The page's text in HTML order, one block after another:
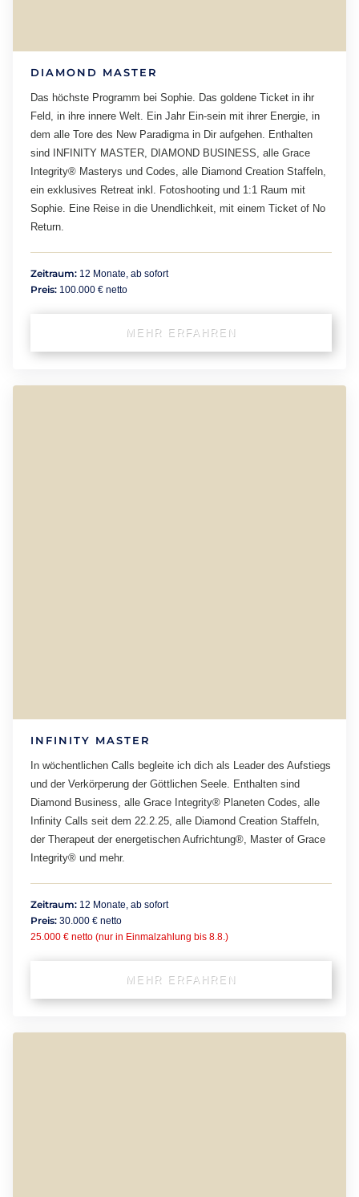
DIAMOND MASTER
Das höchste Programm bei Sophie. Das goldene Ticket in ihr
Feld, in ihre innere Welt. Ein Jahr Ein-sein mit ihrer Energie, in
dem alle Tore des New Paradigma in Dir aufgehen. Enthalten
sind INFINITY MASTER, DIAMOND BUSINESS, alle Grace
Integrity® Masterys und Codes, alle Diamond Creation Staffeln,
ein exklusives Retreat inkl. Fotoshooting und 1:1 Raum mit
Sophie. Eine Reise in die Unendlichkeit, mit einem Ticket of No
Return.
Zeitraum: 12 Monate, ab sofort
Preis: 100.000 € netto
MEHR ERFAHREN
INFINITY MASTER
In wöchentlichen Calls begleite ich dich als Leader des Aufstiegs
und der Verkörperung der Göttlichen Seele. Enthalten sind
Diamond Business, alle Grace Integrity® Planeten Codes, alle
Infinity Calls seit dem 22.2.25, alle Diamond Creation Staffeln,
der Therapeut der energetischen Aufrichtung®, Master of Grace
Integrity® und mehr.
Zeitraum: 12 Monate, ab sofort
Preis: 30.000 € netto
25.000 € netto (nur in Einmalzahlung bis 8.8.)
MEHR ERFAHREN